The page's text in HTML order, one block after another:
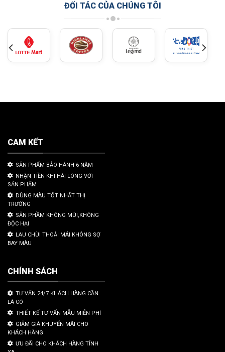
ĐỐI TÁC CỦA CHÚNG TÔI
CAM KẾT
SẢN PHẨM BẢO HÀNH 6 NĂM
NHẬN TIỀN KHI HÀI LÒNG VỚI
SẢN PHẨM
DÙNG MÀU TỐT NHẤT THỊ
TRƯỜNG
SẢN PHẦM KHÔNG MÙI,KHÔNG
ĐỘC HẠI
LAU CHÙI THOẢI MÁI KHÔNG SỢ
BAY MÀU
CHÍNH SÁCH
TƯ VẤN 24/7 KHÁCH HÀNG CẦN
LÀ CÓ
THIẾT KẾ TƯ VẤN MẪU MIỄN PHÍ
GIẢM GIÁ KHUYẾN MÃI CHO
KHÁCH HÀNG
ƯU ĐÃI CHO KHÁCH HÀNG TỈNH